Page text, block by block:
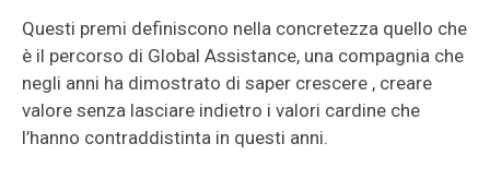
Questi premi definiscono nella concretezza quello che
è il percorso di Global Assistance, una compagnia che
negli anni ha dimostrato di saper crescere , creare
valore senza lasciare indietro i valori cardine che
l’hanno contraddistinta in questi anni.